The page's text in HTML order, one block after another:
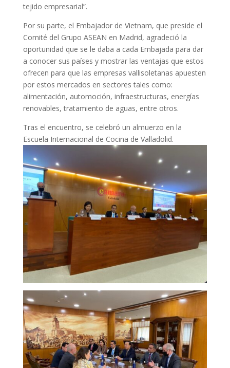
tejido empresarial”.
Por su parte, el Embajador de Vietnam, que preside el
Comité del Grupo ASEAN en Madrid, agradeció la
oportunidad que se le daba a cada Embajada para dar
a conocer sus países y mostrar las ventajas que estos
ofrecen para que las empresas vallisoletanas apuesten
por estos mercados en sectores tales como:
alimentación, automoción, infraestructuras, energías
renovables, tratamiento de aguas, entre otros.
Tras el encuentro, se celebró un almuerzo en la
Escuela Internacional de Cocina de Valladolid.